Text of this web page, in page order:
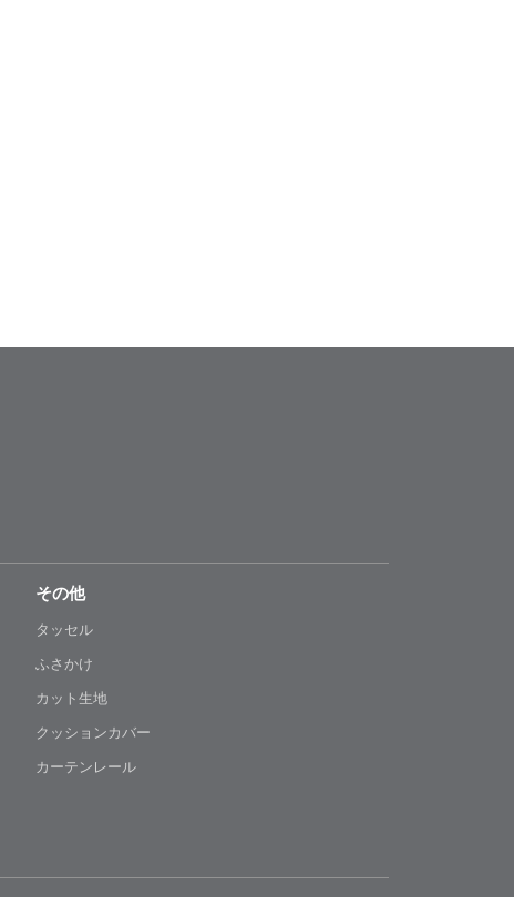
その他
タッセル
ふさかけ
カット生地
クッションカバー
カーテンレール